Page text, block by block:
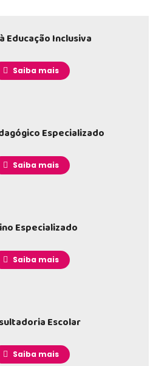
Educação Inclusiva
Saiba mais
Especializado
Saiba mais
Especializado
Saiba mais
Escolar
Saiba mais